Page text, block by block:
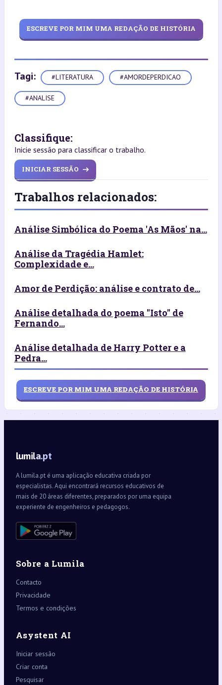
ESCREVE POR MIM UMA REDAÇÃO DE HISTÓRIA
Tagi: #LITERATURA #AMORDEPERDICAO
#ANALISE
Classifique:
Inicie sessão para classificar o trabalho.
INICIAR SESSÃO
Trabalhos relacionados:
Análise Simbólica do Poema 'As Mãos' na...
Análise da Tragédia Hamlet:
Complexidade e...
Amor de Perdição: análise e contrato de...
Análise detalhada do poema "Isto" de
Fernando...
Análise detalhada de Harry Potter e a
Pedra...
ESCREVE POR MIM UMA REDAÇÃO DE HISTÓRIA
lumila.pt
A lumila.pt é uma aplicação educativa criada por
especialistas. Aqui encontrará recursos educativos de
mais de 20 áreas diferentes, preparados por uma equipa
experiente de engenheiros e pedagogos.
Sobre a Lumila
Contacto
Privacidade
Termos e condições
Asystent AI
Iniciar sessão
Criar conta
Pesquisar